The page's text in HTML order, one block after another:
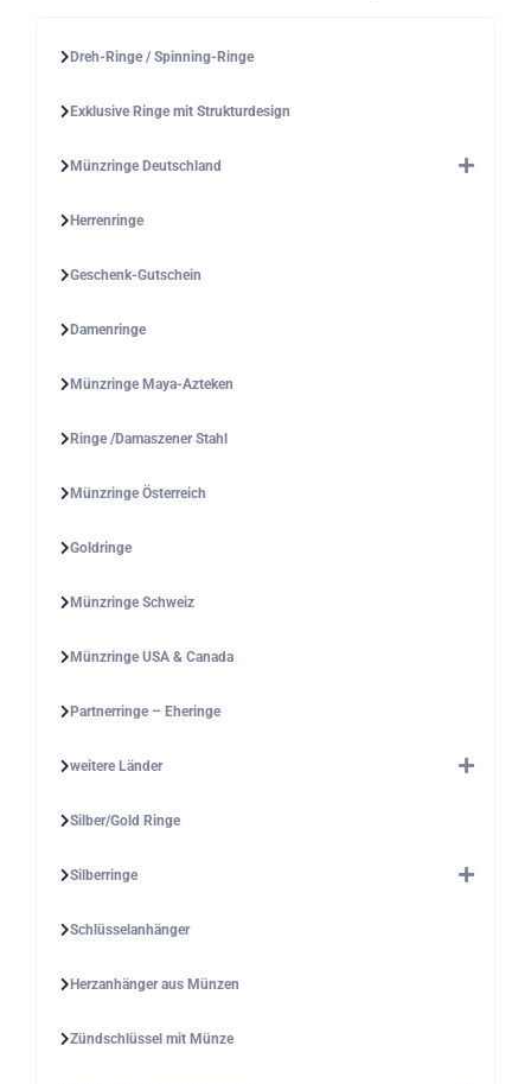
Dreh-Ringe / Spinning-Ringe
Exklusive Ringe mit Strukturdesign
Münzringe Deutschland
Herrenringe
Geschenk-Gutschein
Damenringe
Münzringe Maya-Azteken
Ringe /Damaszener Stahl
Münzringe Österreich
Goldringe
Münzringe Schweiz
Münzringe USA & Canada
Partnerringe – Eheringe
weitere Länder
Silber/Gold Ringe
Silberringe
Schlüsselanhänger
Herzanhänger aus Münzen
Zündschlüssel mit Münze